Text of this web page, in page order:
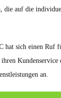
die auf die
hat sich einen Ruf
Kundenservice
an.